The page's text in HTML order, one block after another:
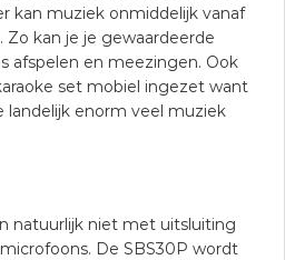
kan muziek onmiddelijk vanaf
Zo kan je je gewaardeerde
afspelen en meezingen. Ook
set mobiel ingezet want
landelijk enorm veel muziek
natuurlijk niet met uitsluiting
De SBS30P wordt